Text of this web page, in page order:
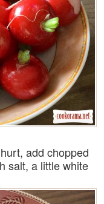
add chopped
salt, a little white